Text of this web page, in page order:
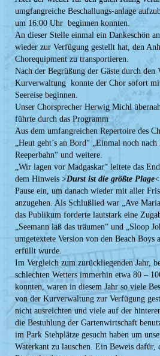
umgfangreiche Beschallungs-anlage
um 16:00 Uhr beginnen konnten.
An dieser Stelle einmal ein Dankeschön
wieder zur Verfügung gestellt hat, den
Chorequipment zu transportieren.
Nach der Begrüßung der Gäste durch den
Kurverwaltung konnte der Chor sofort
Seereise beginnen.
Unser Chorsprecher Herwig Michl
führte durch das Programm
Aus dem umfangreichen Repertoire des
„Heut geht’s an Bord“ „Einmal noch
Reeperbahn“ und weitere.
„Wir lagen vor Madgaskar“ leitete das
dem Hinweis >Durst ist die größte Plage
Pause ein, um danach wieder mit aller
anzugehen. Als Schlußlied war „Ave
das Publikum forderte lautstark eine
„Seemann laß das träumen“ und „Sloop
umgetextete Version von den Beach Boys
erfüllt wurde.
Im Vergleich zum zurückliegenden Jahr,
schlechten Wetters immerhin etwa 80 –
konnten, waren in diesem Jahr so viele
von der Kurverwaltung zur Verfügung
nicht ausreichten und viele auf der
die Bestuhlung der Gartenwirtschaft
im Park Stehplätze gesucht haben um
Waterkant zu lauschen. Ein Beweis dafür,